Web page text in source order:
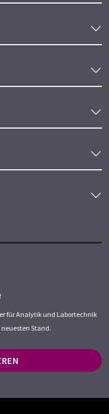
für Analytik und Labortechnik
Stand.